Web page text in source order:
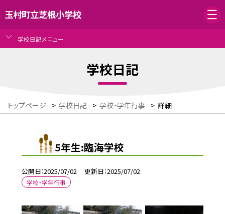
玉村町立芝根小学校
学校日記メニュー
学校日記
トップページ > 学校日記 > 学校・学年行事 > 詳細
5年生:臨海学校
公開日 2025/07/02 更新日 2025/07/02
学校・学年行事